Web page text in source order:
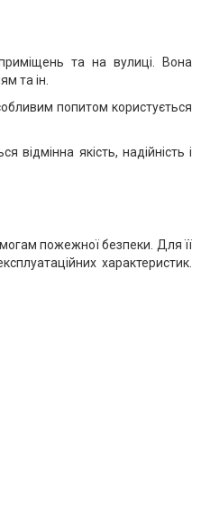
та на вулиці. Вона
та ін.
попитом користується
якість, надійність і
пожежної безпеки. Для її
характеристик.